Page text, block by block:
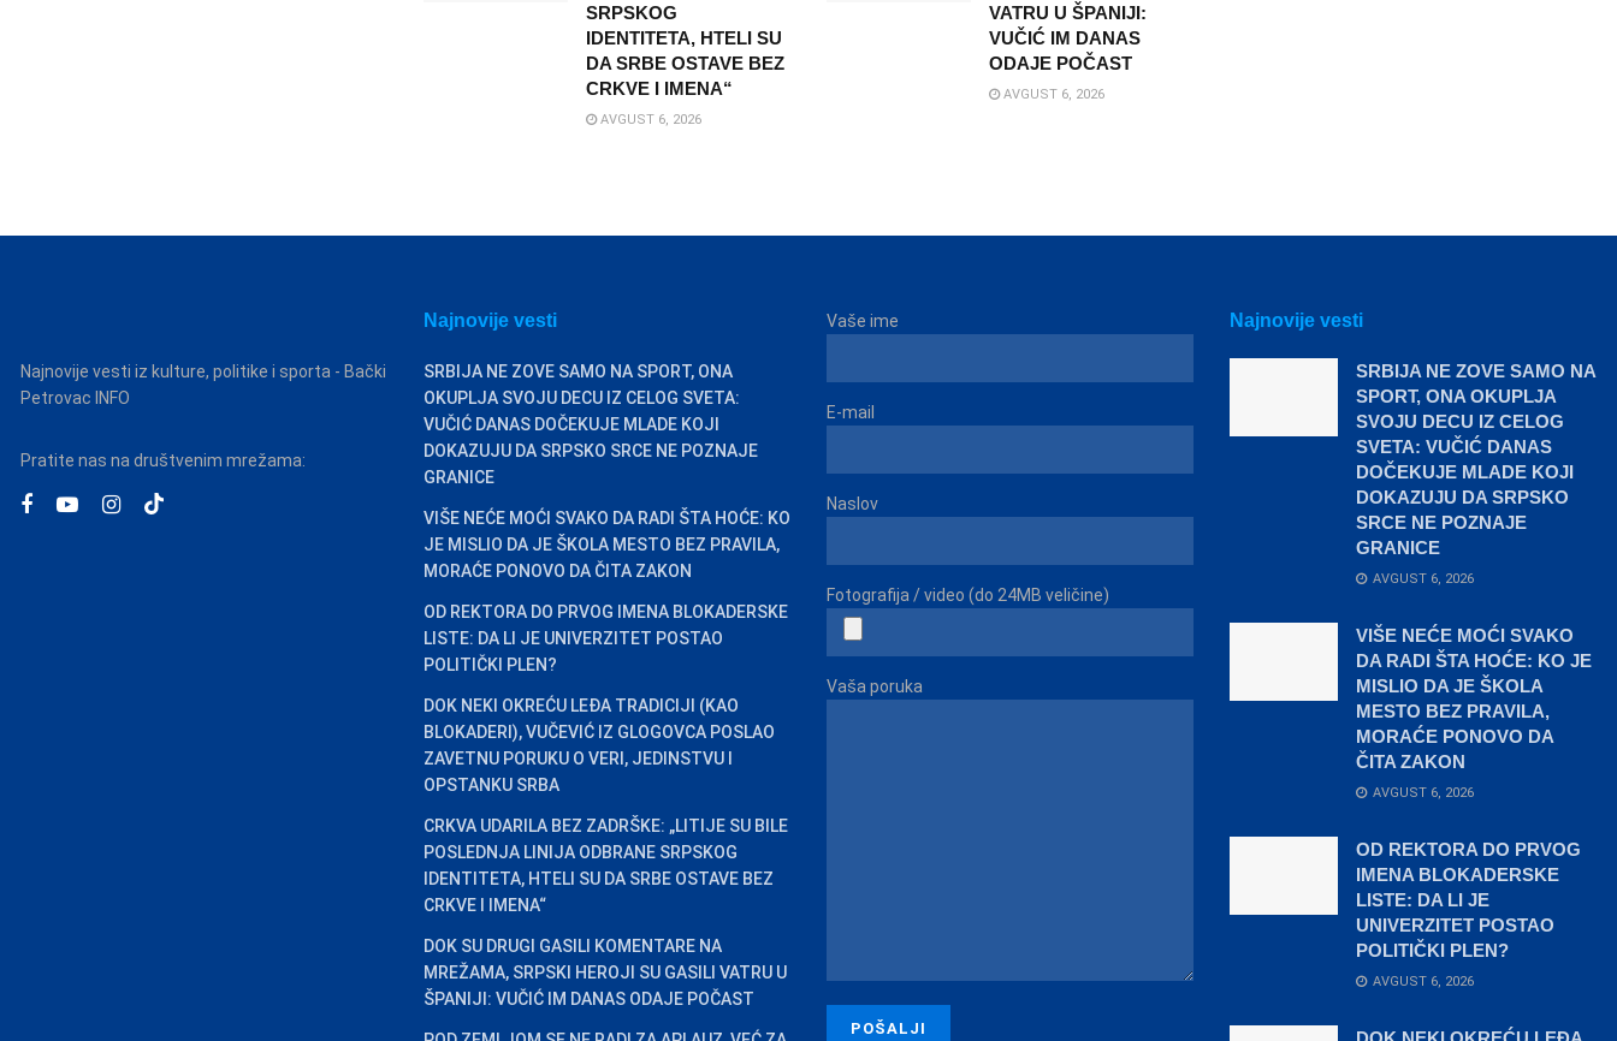
SRPSKOG
IDENTITETA, HTELI SU
DA SRBE OSTAVE BEZ
CRKVE I IMENA“
AVGUST 6, 2026
VATRU U ŠPANIJI:
VUČIĆ IM DANAS
ODAJE POČAST
AVGUST 6, 2026
Najnovije vesti iz kulture, politike i sporta - Bački
Petrovac INFO
Pratite nas na društvenim mrežama:
Najnovije vesti
SRBIJA NE ZOVE SAMO NA SPORT, ONA
OKUPLJA SVOJU DECU IZ CELOG SVETA:
VUČIĆ DANAS DOČEKUJE MLADE KOJI
DOKAZUJU DA SRPSKO SRCE NE POZNAJE
GRANICE
VIŠE NEĆE MOĆI SVAKO DA RADI ŠTA HOĆE: KO
JE MISLIO DA JE ŠKOLA MESTO BEZ PRAVILA,
MORAĆE PONOVO DA ČITA ZAKON
OD REKTORA DO PRVOG IMENA BLOKADERSKE
LISTE: DA LI JE UNIVERZITET POSTAO
POLITIČKI PLEN?
DOK NEKI OKREĆU LEĐA TRADICIJI (KAO
BLOKADERI), VUČEVIĆ IZ GLOGOVCA POSLAO
ZAVETNU PORUKU O VERI, JEDINSTVU I
OPSTANKU SRBA
CRKVA UDARILA BEZ ZADRŠKE: „LITIJE SU BILE
POSLEDNJA LINIJA ODBRANE SRPSKOG
IDENTITETA, HTELI SU DA SRBE OSTAVE BEZ
CRKVE I IMENA“
DOK SU DRUGI GASILI KOMENTARE NA
MREŽAMA, SRPSKI HEROJI SU GASILI VATRU U
ŠPANIJI: VUČIĆ IM DANAS ODAJE POČAST
Vaše ime
E-mail
Naslov
Fotografija / video (do 24MB veličine)
Vaša poruka
Najnovije vesti
SRBIJA NE ZOVE SAMO NA
SPORT, ONA OKUPLJA
SVOJU DECU IZ CELOG
SVETA: VUČIĆ DANAS
DOČEKUJE MLADE KOJI
DOKAZUJU DA SRPSKO
SRCE NE POZNAJE
GRANICE
AVGUST 6, 2026
VIŠE NEĆE MOĆI SVAKO
DA RADI ŠTA HOĆE: KO JE
MISLIO DA JE ŠKOLA
MESTO BEZ PRAVILA,
MORAĆE PONOVO DA
ČITA ZAKON
AVGUST 6, 2026
OD REKTORA DO PRVOG
IMENA BLOKADERSKE
LISTE: DA LI JE
UNIVERZITET POSTAO
POLITIČKI PLEN?
AVGUST 6, 2026